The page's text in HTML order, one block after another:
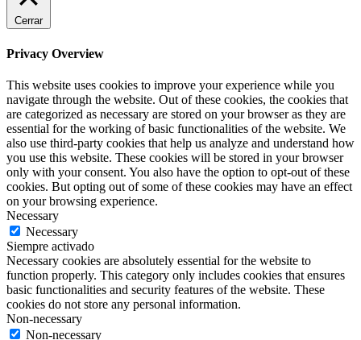
Cerrar
Privacy Overview
This website uses cookies to improve your experience while you
navigate through the website. Out of these cookies, the cookies that
are categorized as necessary are stored on your browser as they are
essential for the working of basic functionalities of the website. We
also use third-party cookies that help us analyze and understand how
you use this website. These cookies will be stored in your browser
only with your consent. You also have the option to opt-out of these
cookies. But opting out of some of these cookies may have an effect
on your browsing experience.
Necessary
Necessary
Siempre activado
Necessary cookies are absolutely essential for the website to
function properly. This category only includes cookies that ensures
basic functionalities and security features of the website. These
cookies do not store any personal information.
Non-necessary
Non-necessary